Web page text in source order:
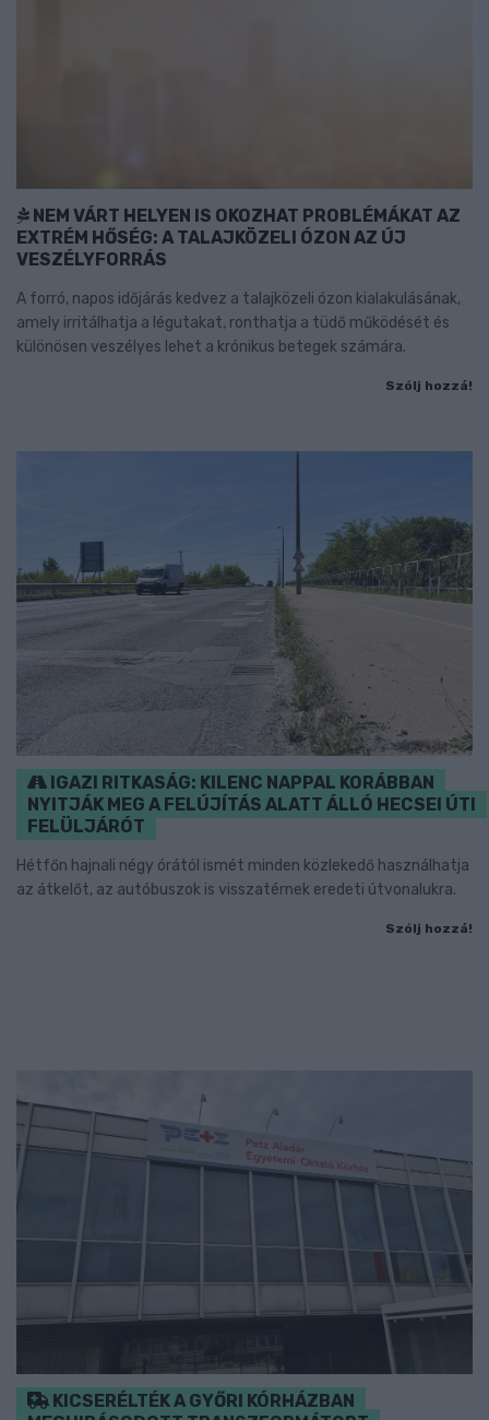
NEM VÁRT HELYEN IS OKOZHAT PROBLÉMÁKAT AZ
EXTRÉM HŐSÉG: A TALAJKÖZELI ÓZON AZ ÚJ
VESZÉLYFORRÁS
A forró, napos időjárás kedvez a talajközeli ózon kialakulásának,
amely irritálhatja a légutakat, ronthatja a tüdő működését és
különösen veszélyes lehet a krónikus betegek számára.
Szólj hozzá!
IGAZI RITKASÁG: KILENC NAPPAL KORÁBBAN
NYITJÁK MEG A FELÚJÍTÁS ALATT ÁLLÓ HECSEI ÚTI
FELÜLJÁRÓT
Hétfőn hajnali négy órától ismét minden közlekedő használhatja
az átkelőt, az autóbuszok is visszatérnek eredeti útvonalukra.
Szólj hozzá!
KICSERÉLTÉK A GYŐRI KÓRHÁZBAN